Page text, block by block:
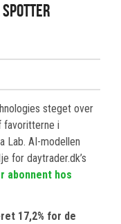
spotter
steget over
favoritterne i
Lab. AI-modellen
for daytrader.dk’s
abonnent hos
17,2% for de